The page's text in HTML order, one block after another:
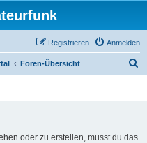
Anmelden
Registrieren
Foren-Übersicht
oder zu erstellen, musst du das